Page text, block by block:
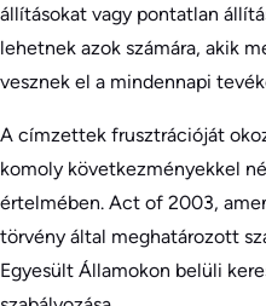
állításokat vagy pontatlan
lehetnek azok számára, akik
vesznek el a mindennapi
A címzettek frusztrációját
komoly következményekkel
értelmében. Act of 2003,
törvény által meghatározott
Egyesült Államokon belüli